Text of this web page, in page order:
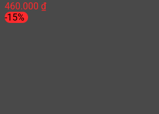
460.000 ₫
-15%